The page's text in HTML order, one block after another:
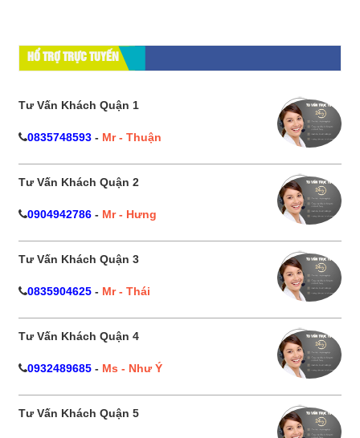
HỔ TRỢ TRỰC TUYẾN
Tư Vấn Khách Quận 1
0835748593 - Mr - Thuận
Tư Vấn Khách Quận 2
0904942786 - Mr - Hưng
Tư Vấn Khách Quận 3
0835904625 - Mr - Thái
Tư Vấn Khách Quận 4
0932489685 - Ms - Như Ý
Tư Vấn Khách Quận 5